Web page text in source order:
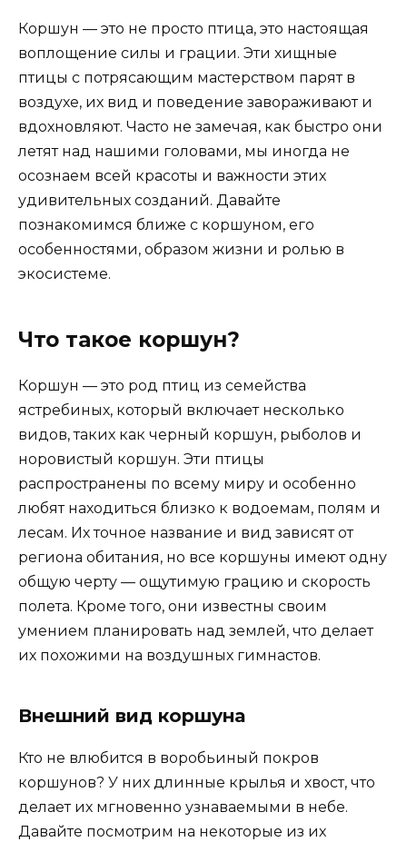
Коршун — это не просто птица, это настоящая
воплощение силы и грации. Эти хищные
птицы с потрясающим мастерством парят в
воздухе, их вид и поведение завораживают и
вдохновляют. Часто не замечая, как быстро они
летят над нашими головами, мы иногда не
осознаем всей красоты и важности этих
удивительных созданий. Давайте
познакомимся ближе с коршуном, его
особенностями, образом жизни и ролью в
экосистеме.
Что такое коршун?
Коршун — это род птиц из семейства
ястребиных, который включает несколько
видов, таких как черный коршун, рыболов и
норовистый коршун. Эти птицы
распространены по всему миру и особенно
любят находиться близко к водоемам, полям и
лесам. Их точное название и вид зависят от
региона обитания, но все коршуны имеют одну
общую черту — ощутимую грацию и скорость
полета. Кроме того, они известны своим
умением планировать над землей, что делает
их похожими на воздушных гимнастов.
Внешний вид коршуна
Кто не влюбится в воробьиный покров
коршунов? У них длинные крылья и хвост, что
делает их мгновенно узнаваемыми в небе.
Давайте посмотрим на некоторые из их